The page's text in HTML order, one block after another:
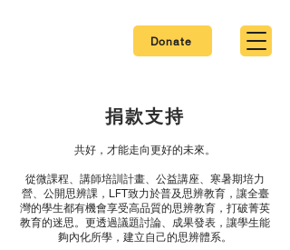
Donate
捐款支持
共好，才能走向更好的未來。
從微課程、講師培訓計畫、公益講座、寒暑期培力
營、公開思辨課，LFT致力於普及思辨教育，讓全臺
灣的學生都有機會享受高品質的思辨教育，打破菁英
教育的迷思。更透過議題討論、成果發表，讓學生能
夠內化所學，建立自己的思辨體系。